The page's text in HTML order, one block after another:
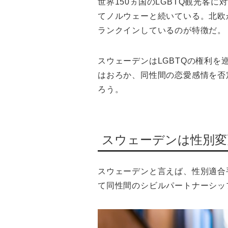
てノルウェーと続いている。北
ランクインしているのが特徴だ。
スウェーデンはLGBTQの権利を
はおろか、同性間の恋愛感情を
ろう。
スウェーデンは性別
スウェーデンと言えば、性別適
て同性間のシビルパートナーシ